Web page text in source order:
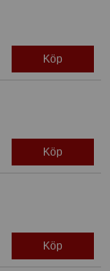
Köp
Köp
Köp